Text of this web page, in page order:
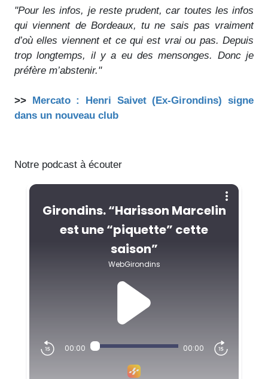
"Pour les infos, je reste prudent, car toutes les infos
qui viennent de Bordeaux, tu ne sais pas vraiment
d’où elles viennent et ce qui est vrai ou pas. Depuis
trop longtemps, il y a eu des mensonges. Donc je
préfère m’abstenir."
>> Mercato : Henri Saivet (Ex-Girondins) signe
dans un nouveau club
Notre podcast à écouter